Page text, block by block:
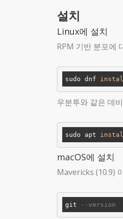
설치
Linux에 설치
RPM 기반 분포에
sudo dnf
우분투와 같은 데
sudo apt
macOS에 설치
Mavericks (10.9)
git --version